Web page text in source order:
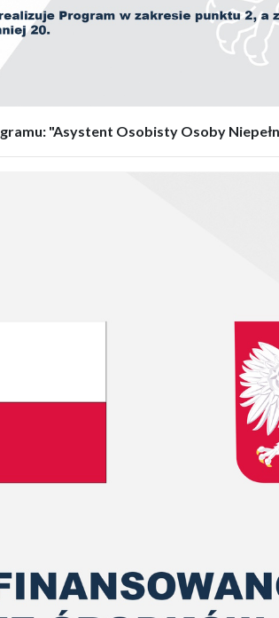
"Asystent Osobisty Osoby